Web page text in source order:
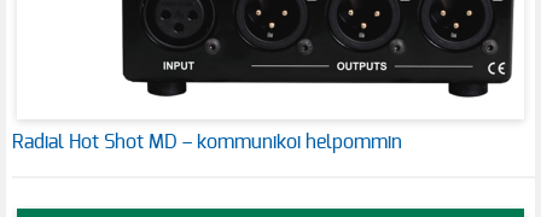
Radial Hot Shot MD – kommunikoi helpommin